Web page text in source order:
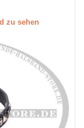
zu sehen